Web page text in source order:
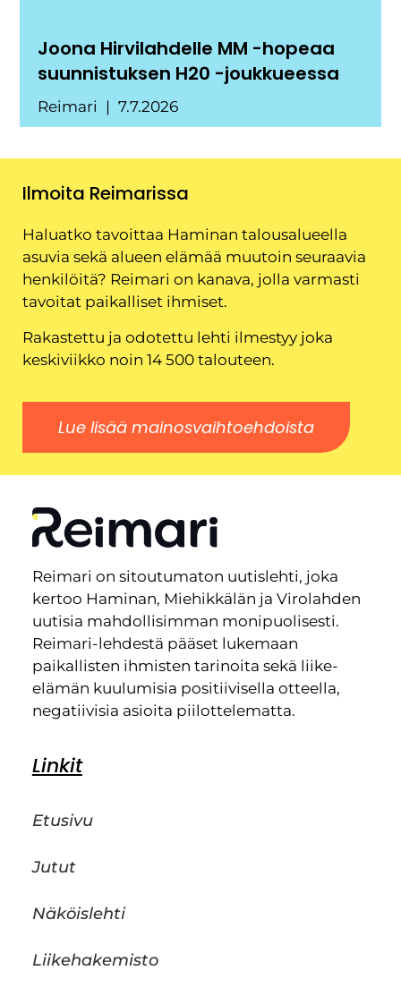
Joona Hirvilahdelle MM -hopeaa
suunnistuksen H20 -joukkueessa
Reimari 7.7.2026
Ilmoita Reimarissa
Haluatko tavoittaa Haminan talousalueella
asuvia sekä alueen elämää muutoin seuraavia
henkilöitä? Reimari on kanava, jolla varmasti
tavoitat paikalliset ihmiset.
Rakastettu ja odotettu lehti ilmestyy joka
keskiviikko noin 14 500 talouteen.
Lue lisää mainosvaihtoehdoista
Reimari on sitoutumaton uutislehti, joka
kertoo Haminan, Miehikkälän ja Virolahden
uutisia mahdollisimman monipuolisesti.
Reimari-lehdestä pääset lukemaan
paikallisten ihmisten tarinoita sekä liike-
elämän kuulumisia positiivisella otteella,
negatiivisia asioita piilottelematta.
Linkit
Etusivu
Jutut
Näköislehti
Liikehakemisto